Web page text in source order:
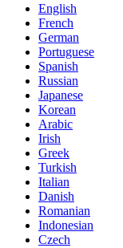
English
French
German
Portuguese
Spanish
Russian
Japanese
Korean
Arabic
Irish
Greek
Turkish
Italian
Danish
Romanian
Indonesian
Czech